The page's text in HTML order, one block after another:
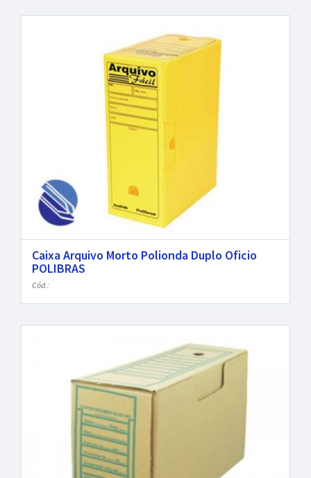
Caixa Arquivo Morto Polionda Duplo Oficio
POLIBRAS
Cód.: